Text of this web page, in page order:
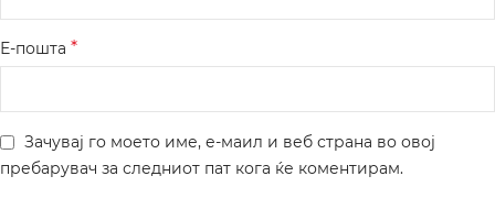
Е-пошта *
Зачувај го моето име, е-маил и веб страна во овој
пребарувач за следниот пат кога ќе коментирам.